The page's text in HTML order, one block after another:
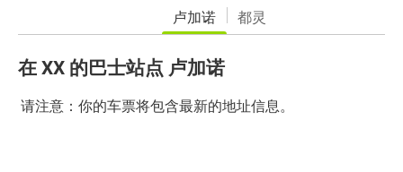
卢加诺 都灵
在 XX 的巴士站点 卢加诺
请注意：你的车票将包含最新的地址信息。